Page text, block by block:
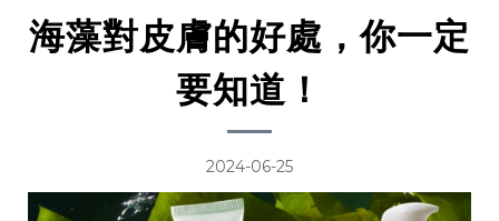
海藻對皮膚的好處，你一定
要知道！
2024-06-25